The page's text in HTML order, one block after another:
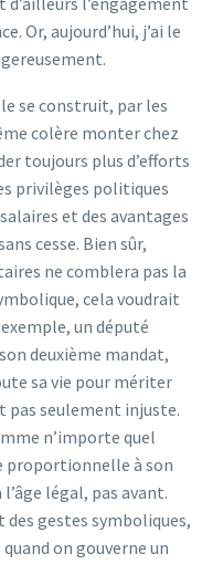
Or, aujourd’hui, j’ai le
se construit, par les
colère monter chez
toujours plus d’efforts
privilèges politiques
et des avantages
cesse. Bien sûr,
ne comblera pas la
cela voudrait
un député
deuxième mandat,
sa vie pour mériter
pas seulement injuste.
n’importe quel
proportionnelle à son
légal, pas avant.
des gestes symboliques,
on gouverne un